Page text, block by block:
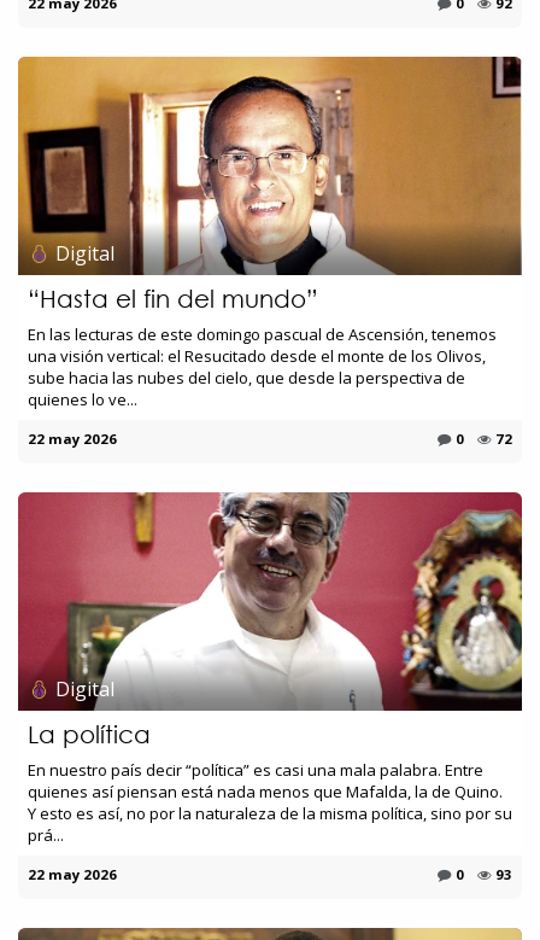
Digital
“Hasta el fin del mundo”
En las lecturas de este domingo pascual de Ascensión, tenemos
una visión vertical: el Resucitado desde el monte de los Olivos,
sube hacia las nubes del cielo, que desde la perspectiva de
quienes lo ve...
22 may 2026 0 72
Digital
La política
En nuestro país decir “política” es casi una mala palabra. Entre
quienes así piensan está nada menos que Mafalda, la de Quino.
Y esto es así, no por la naturaleza de la misma política, sino por su
prá...
22 may 2026 0 93